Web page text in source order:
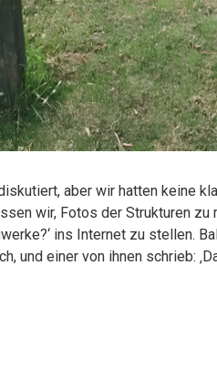
aber wir hatten keine
wir, Fotos der Strukturen zu
ins Internet zu stellen.
und einer von ihnen schrieb: